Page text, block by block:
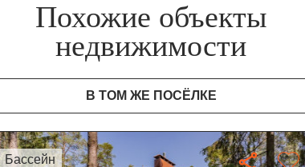
Похожие объекты
недвижимости
В ТОМ ЖЕ ПОСЁЛКЕ
бассейн